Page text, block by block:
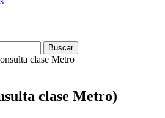
clase Metro)